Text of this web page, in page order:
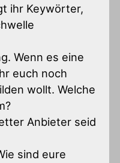
ihr Keywörter,
Wenn es eine
euch noch
wollt. Welche
Anbieter seid
sind eure